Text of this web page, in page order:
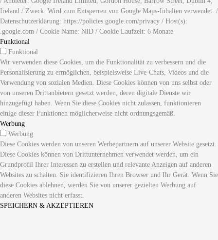
Ireland / Zweck: Wird zum Entsperren von Google Maps-Inhalten verwendet. /
Datenschutzerklärung: https://policies.google.com/privacy / Host(s):
.google.com / Cookie Name: NID / Cookie Laufzeit: 6 Monate
Funktional
Funktional
Wir verwenden diese Cookies, um die Funktionalität zu verbessern und die
Personalisierung zu ermöglichen, beispielsweise Live-Chats, Videos und die
Verwendung von sozialen Medien. Diese Cookies können von uns selbst oder
von unseren Drittanbietern gesetzt werden, deren digitale Dienste wir
hinzugefügt haben. Wenn Sie diese Cookies nicht zulassen, funktionieren
einige dieser Funktionen möglicherweise nicht ordnungsgemäß.
Werbung
Werbung
Diese Cookies werden von unseren Werbepartnern auf unserer Website gesetzt.
Diese Cookies können von Drittunternehmen verwendet werden, um ein
Grundprofil Ihrer Interessen zu erstellen und relevante Anzeigen auf anderen
Websites zu schalten. Sie identifizieren Ihren Browser und Ihr Gerät. Wenn Sie
diese Cookies ablehnen, werden Sie von unserer gezielten Werbung auf
anderen Websites nicht erfasst.
SPEICHERN & AKZEPTIEREN